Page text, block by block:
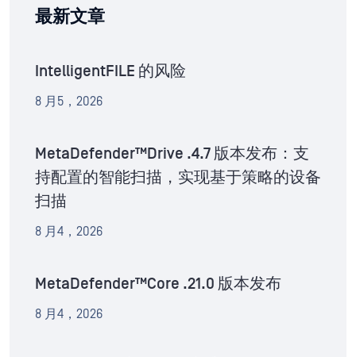
最新文章
IntelligentFILE 的风险
8 月5，2026
MetaDefender™Drive .4.7 版本发布：支
持配置的智能扫描，实现基于策略的设备
扫描
8 月4，2026
MetaDefender™Core .21.0 版本发布
8 月4，2026